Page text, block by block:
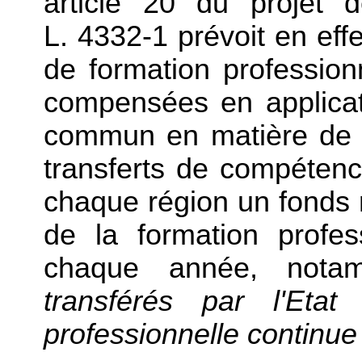
L. 4332-1 prévoit en
de formation
compensées en
commun en matière
transferts de
chaque région un
de la formation
chaque année,
transférés par
professionnelle